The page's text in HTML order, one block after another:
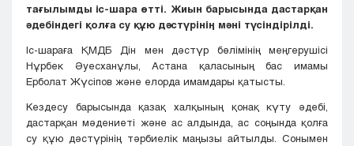
тағылымды іс-шара өтті. Жиын барысында дастарқан
әдебіндегі қолға су құю дәстүрінің мәні түсіндірілді.
Іс-шараға ҚМДБ Дін мен дәстүр бөлімінің меңгерушісі
Нұрбек Әуесханұлы, Астана қаласының бас имамы
Ерболат Жүсіпов және елорда имамдары қатысты.
Кездесу барысында қазақ халқының қонақ күту әдебі,
дастарқан мәдениеті және ас алдында, ас соңында қолға
су құю дәстүрінің тәрбиелік маңызы айтылды. Сонымен